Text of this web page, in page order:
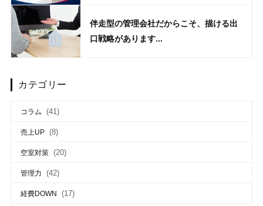
伴走型の管理会社だからこそ、描ける出
口戦略があります...
カテゴリー
コラム (41)
売上UP (8)
空室対策 (20)
管理力 (42)
経費DOWN (17)